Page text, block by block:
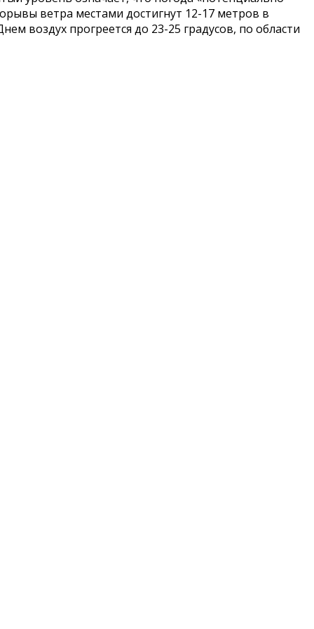
ветра местами достигнут 12-17 метров в
воздух прогреется до 23-25 градусов, по области